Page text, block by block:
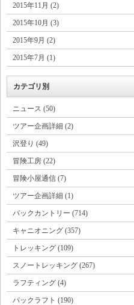
2015年11月 (2)
2015年10月 (3)
2015年9月 (2)
2015年7月 (1)
カテゴリ別
ニュース (50)
ツアー企画詳細 (2)
沢登り (49)
冒険工房 (22)
冒険小屋通信 (7)
ツアー企画詳細 (1)
バックカントリー (714)
キャニオニング (357)
トレッキング (109)
スノートレッキング (267)
ラフティング (4)
パックラフト (190)